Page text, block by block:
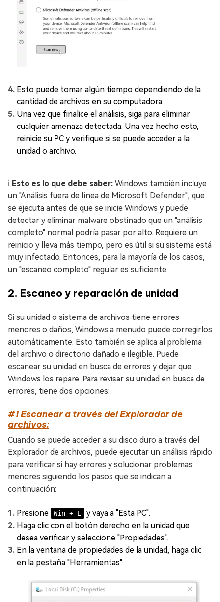
Esto puede tomar algún tiempo dependiendo de la
cantidad de archivos en su computadora.
Una vez que finalice el análisis, siga para eliminar
cualquier amenaza detectada. Una vez hecho esto,
reinicie su PC y verifique si se puede acceder a la
unidad o archivo.
ℹ️ Esto es lo que debe saber: Windows también incluye
un "Análisis fuera de línea de Microsoft Defender", que
se ejecuta antes de que se inicie Windows y puede
detectar y eliminar malware obstinado que un "análisis
completo" normal podría pasar por alto. Requiere un
reinicio y lleva más tiempo, pero es útil si su sistema está
muy infectado. Entonces, para la mayoría de los casos,
un "escaneo completo" regular es suficiente.
2. Escaneo y reparación de unidad
Si su unidad o sistema de archivos tiene errores
menores o daños, Windows a menudo puede corregirlos
automáticamente. Esto también se aplica al problema
del archivo o directorio dañado e ilegible. Puede
escanear su unidad en busca de errores y dejar que
Windows los repare. Para revisar su unidad en busca de
errores, tiene dos opciones:
#1 Escanear a través del Explorador de
archivos:
Cuando se puede acceder a su disco duro a través del
Explorador de archivos, puede ejecutar un análisis rápido
para verificar si hay errores y solucionar problemas
menores siguiendo los pasos que se indican a
continuación:
Presione Win + E
y vaya a "Esta PC".
Haga clic con el botón derecho en la unidad que
desea verificar y seleccione "Propiedades".
En la ventana de propiedades de la unidad, haga clic
en la pestaña "Herramientas".